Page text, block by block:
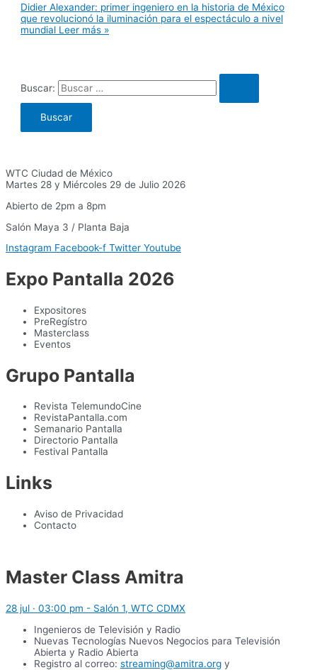
Didier Alexander: primer ingeniero en la historia de México
que revolucionó la iluminación para el espectáculo a nivel
mundial Leer más »
Buscar:
WTC Ciudad de México
Martes 28 y Miércoles 29 de Julio 2026
Abierto de 2pm a 8pm
Salón Maya 3 / Planta Baja
Instagram Facebook-f Twitter Youtube
Expo Pantalla 2026
Expositores
PreRegístro
Masterclass
Eventos
Grupo Pantalla
Revista TelemundoCine
RevistaPantalla.com
Semanario Pantalla
Directorio Pantalla
Festival Pantalla
Links
Aviso de Privacidad
Contacto
Master Class Amitra
28 jul · 03:00 pm - Salón 1, WTC CDMX
Ingenieros de Televisión y Radio
Nuevas Tecnologías Nuevos Negocios para Televisión
Abierta y Radio Abierta
Registro al correo: streaming@amitra.org y